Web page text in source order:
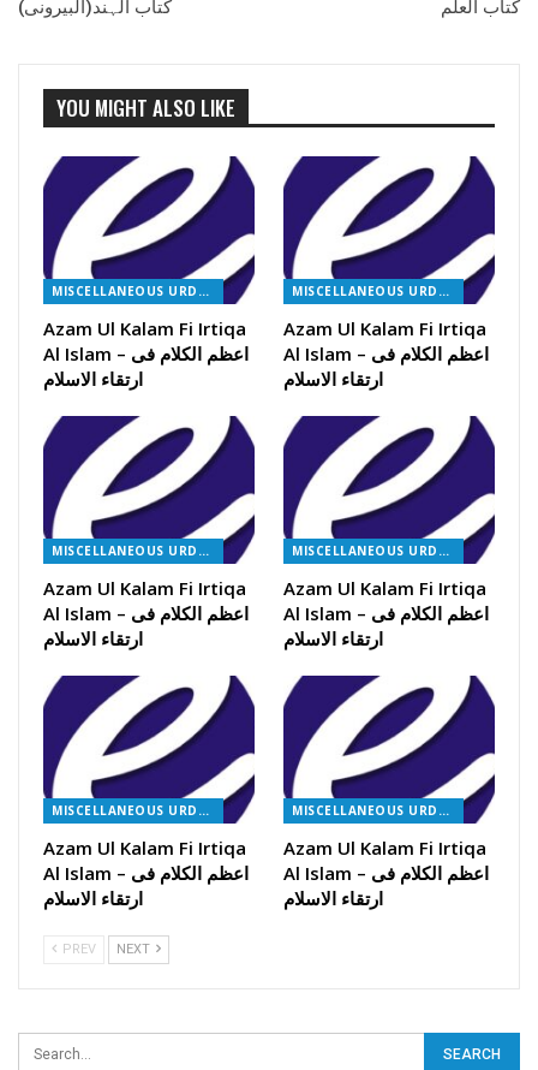
کتاب الہند(البیرونی) کتاب العلم
YOU MIGHT ALSO LIKE
MISCELLANEOUS URDU BOOKS
Azam Ul Kalam Fi Irtiqa
Al Islam – اعظم الکلام فی
ارتقاء الاسلام
MISCELLANEOUS URDU BOOKS
Azam Ul Kalam Fi Irtiqa
Al Islam – اعظم الکلام فی
ارتقاء الاسلام
MISCELLANEOUS URDU BOOKS
Azam Ul Kalam Fi Irtiqa
Al Islam – اعظم الکلام فی
ارتقاء الاسلام
MISCELLANEOUS URDU BOOKS
Azam Ul Kalam Fi Irtiqa
Al Islam – اعظم الکلام فی
ارتقاء الاسلام
MISCELLANEOUS URDU BOOKS
Azam Ul Kalam Fi Irtiqa
Al Islam – اعظم الکلام فی
ارتقاء الاسلام
MISCELLANEOUS URDU BOOKS
Azam Ul Kalam Fi Irtiqa
Al Islam – اعظم الکلام فی
ارتقاء الاسلام
PREV NEXT